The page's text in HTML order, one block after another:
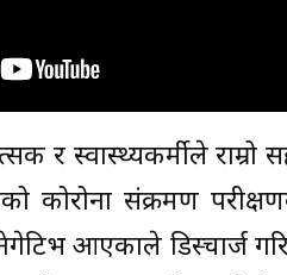
र स्वास्थ्यकर्मीले
कोरोना संक्रमण
नेगेटिभ आएकाले डिस्चार्ज